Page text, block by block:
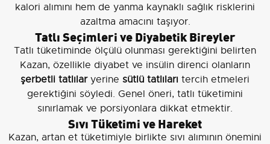
kalori alımını hem de yanma kaynaklı sağlık risklerini
azaltma amacını taşıyor.
Tatlı Seçimleri ve Diyabetik Bireyler
Tatlı tüketiminde ölçülü olunması gerektiğini belirten
Kazan, özellikle diyabet ve insülin direnci olanların
şerbetli tatlılaryerine sütlü tatlıları tercih etmeleri
gerektiğini söyledi. Genel öneri, tatlı tüketimini
sınırlamak ve porsiyonlara dikkat etmektir.
Sıvı Tüketimi ve Hareket
Kazan, artan et tüketimiyle birlikte sıvı alımının önemini